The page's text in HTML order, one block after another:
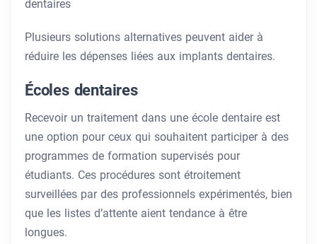
dentaires
Plusieurs solutions alternatives peuvent aider à
réduire les dépenses liées aux implants dentaires.
Écoles dentaires
Recevoir un traitement dans une école dentaire est
une option pour ceux qui souhaitent participer à des
programmes de formation supervisés pour
étudiants. Ces procédures sont étroitement
surveillées par des professionnels expérimentés, bien
que les listes d’attente aient tendance à être
longues.